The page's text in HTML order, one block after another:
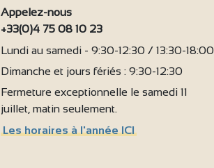
Appelez-nous
+33(0)4 75 08 10 23
Lundi au samedi - 9:30-12:30 / 13:30-18:00
Dimanche et jours fériés : 9:30-12:30
Fermeture exceptionnelle le samedi 11
juillet, matin seulement.
Les horaires à l'année ICI